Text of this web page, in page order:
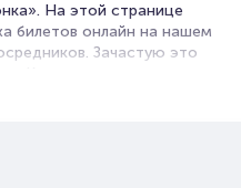
На этой странице
билетов онлайн на нашем
Зачастую это